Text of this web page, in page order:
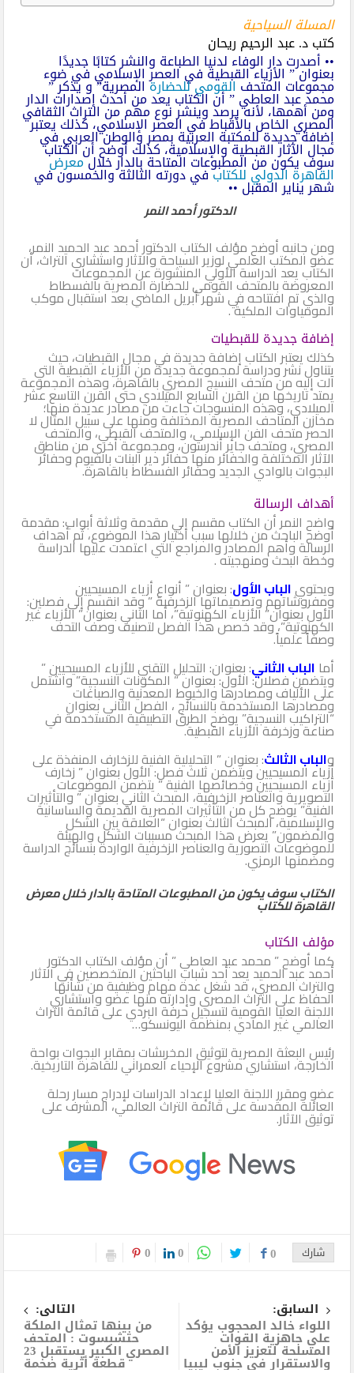
المسلة السياحية
كتب د. عبد الرحيم ريحان
•• أصدرت دار الوفاء لدنيا الطباعة والنشر كتابًا جديدًا
بعنوان ” الأزياء القبطية في العصر الإسلامي في ضوء
مجموعات المتحفالقومي للحضارةالمصرية” و يذكر ”
محمد عبد العاطي ” أن الكتاب يعد من أحدث إصدارات الدار
ومن أهمها، لأنه يرصد وينشر نوع مهم من التراث الثقافي
المصري الخاص بالأقباط في العصر الإسلامي، كذلك يعتبر
إضافة جديدة للمكتبة العربية بمصر والوطن العربي في
مجال الآثار القبطية والإسلامية، كذلك أوضح أن الكتاب
سوف يكون من المطبوعات المتاحة بالدار خلالمعرض
القاهرة الدولي للكتابفي دورته الثالثة والخمسون في
شهر يناير المقبل ••
الدكتور أحمد النمر
ومن جانبه أوضح مؤلف الكتاب الدكتور أحمد عبد الحميد النمر،
عضو المكتب العلمي لوزير السياحة والآثار واستشاري التراث، أن
الكتاب يعد الدراسة الأولي المنشورة عن المجموعات
المعروضة بالمتحف القومي للحضارة المصرية بالفسطاط
والذي تم افتتاحه في شهر أبريل الماضي بعد استقبال موكب
المومياوات الملكية .
إضافة جديدة للقبطيات
كذلك يعتبر الكتاب إضافة جديدة في مجال القبطيات، حيث
يتناول نشر ودراسة لمجموعة جديدة من الأزياء القبطية التي
آلت إليه من متحف النسيج المصري بالقاهرة، وهذه المجموعة
يمتد تاريخها من القرن السابع الميلادي حتى القرن التاسع عشر
الميلادي، وهذه المنسوجات جاءت من مصادر عديدة منها؛
مخازن المتاحف المصرية المختلفة ومنها على سبيل المثال لا
الحصر متحف الفن الإسلامي، والمتحف القبطي، والمتحف
المصري، ومتحف جاير أندرسون، ومجموعة أخرى من مناطق
الآثار المختلفة والحفائر منها حفائر دير البنات بالفيوم وحفائر
البجوات بالوادي الجديد وحفائر الفسطاط بالقاهرة.
أهداف الرسالة
واضح النمر أن الكتاب مقسم إلي مقدمة وثلاثة أبواب: مقدمة
أوضح الباحث من خلالها سبب اختيار هذا الموضوع، ثم أهداف
الرسالة وأهم المصادر والمراجع التي اعتمدت عليها الدراسة
وخطة البحث ومنهجيته .
ويحتويالباب الأول: بعنوان ” أنواع أزياء المسيحيين
ومفروشاتهم وتصميماتها الزخرفية ” وقد انقسم إلى فصلين:
الأول بعنوان” الأزياء الكهنوتية”، أما الثاني بعنوان” الأزياء غير
الكهنوتية”، وقد خصص هذا الفصل لتصنيف وصف التحف
وصفاً علمياً.
أما الباب الثاني: بعنوان: التحليل التقني للأزياء المسيحيين ”
ويتضمن فصلان: الأول: بعنوان ” المكونات النسجية” واشتمل
على الألياف ومصادرها والخيوط المعدنية والصباغات
ومصادرها المستخدمة بالنسائج ، الفصل الثاني بعنوان
“التراكيب النسجية” يوضح الطرق التطبيقية المستخدمة في
صناعة وزخرفة الأزياء القبطية.
والباب الثالث: بعنوان ” التحليلية الفنية للزخارف المنفذة على
أزياء المسيحيين ويتضمن ثلاث فصل: الأول بعنوان ” زخارف
أزياء المسيحيين وخصائصها الفنية ” يتضمن الموضوعات
التصويرية والعناصر الزخرفية، المبحث الثاني بعنوان ” والتأثيرات
الفنية” يوضح كل من التأثيرات المصرية القديمة والساسانية
والإسلامية، المبحث الثالث بعنوان “العلاقة بين الشكل
والمضمون” يعرض هذا المبحث مسببات الشكل والهيئة
للموضوعات التصورية والعناصر الزخرفية الواردة بنسائج الدراسة
ومضمنها الرمزي.
الكتاب سوف يكون من المطبوعات المتاحة بالدار خلال معرض
القاهرة للكتاب
مؤلف الكتاب
كما أوضح ” محمد عبد العاطي ” أن مؤلف الكتاب الدكتور
أحمد عبد الحميد يعد أحد شباب الباحثين المتخصصين في الآثار
والتراث المصري، قد شغل عدة مهام وظيفية من شأنها
الحفاظ على التراث المصري وإدارته منها عضو واستشاري
اللجنة العليا القومية لتسجيل حرفة البردي على قائمة التراث
العالمي غير المادي بمنظمة اليونسكو…
رئيس البعثة المصرية لتوثيق المخربشات بمقابر البجوات بواحة
الخارجة، استشاري مشروع الإحياء العمراني للقاهرة التاريخية.
عضو ومقرر اللجنة العليا لإعداد الدراسات لإدراج مسار رحلة
العائلة المقدسة على قائمة التراث العالمي، المشرف على
توثيق الآثار.
شارك 0
0
0
السابق:
اللواء خالد المحجوب يؤكد
علي جاهزية القوات
المسلحة لتعزيز الأمن
والاستقرار في جنوب ليبيا
التالى:
من بينها تمثال الملكة
حتشبسوت : المتحف
المصري الكبير يستقبل 23
قطعة أثرية ضخمة